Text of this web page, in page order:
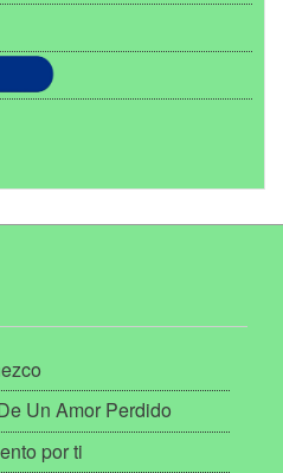
Un Amor Perdido
por ti